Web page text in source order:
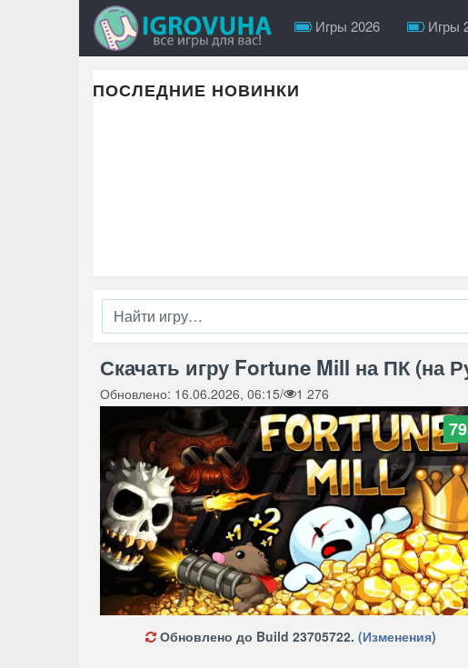
Игры 2026 Игры
ПОСЛЕДНИЕ НОВИНКИ
Скачать игру Fortune Mill на ПК (на
Обновлено: 16.06.2026, 06:15/ 1 276
79
Обновлено до Build 23705722. (Изменения)